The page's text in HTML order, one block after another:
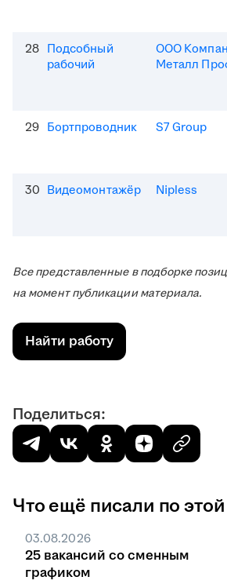
28 Подсобный
рабочий
ООО
Металл
29 Бортпроводник S7 Group
30 Видеомонтажёр Nipless
Все представленные в подборке
на момент публикации материала.
Найти работу
Поделиться:
Что ещё писали по
03.08.2026
25 вакансий со сменным
графиком